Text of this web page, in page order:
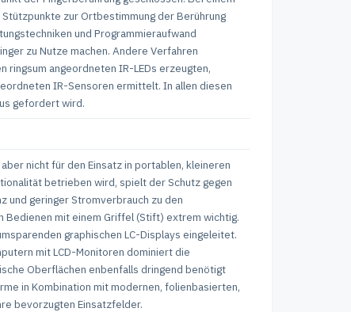
zur Ortbestimmung der Berührung
und Programmieraufwand
zu Nutze machen. Andere Verfahren
angeordneten IR-LEDs erzeugten,
IR-Sensoren ermittelt. In allen diesen
gefordert wird.
nicht für den Einsatz in portablen, kleineren
betrieben wird, spielt der Schutz gegen
und geringer Stromverbrauch zu den
Bedienen mit einem Griffel (Stift) extrem wichtig.
graphischen LC-Displays eingeleitet.
mit LCD-Monitoren dominiert die
Oberflächen enbenfalls dringend benötigt
in Kombination mit modernen, folienbasierten,
bevorzugten Einsatzfelder.